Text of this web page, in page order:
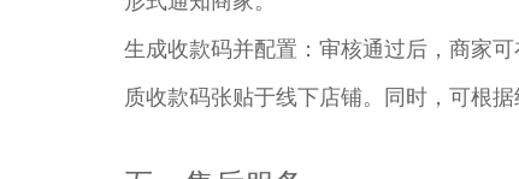
生成收款码并配置：审核通过后，商家
质收款码张贴于线下店铺。同时，可根